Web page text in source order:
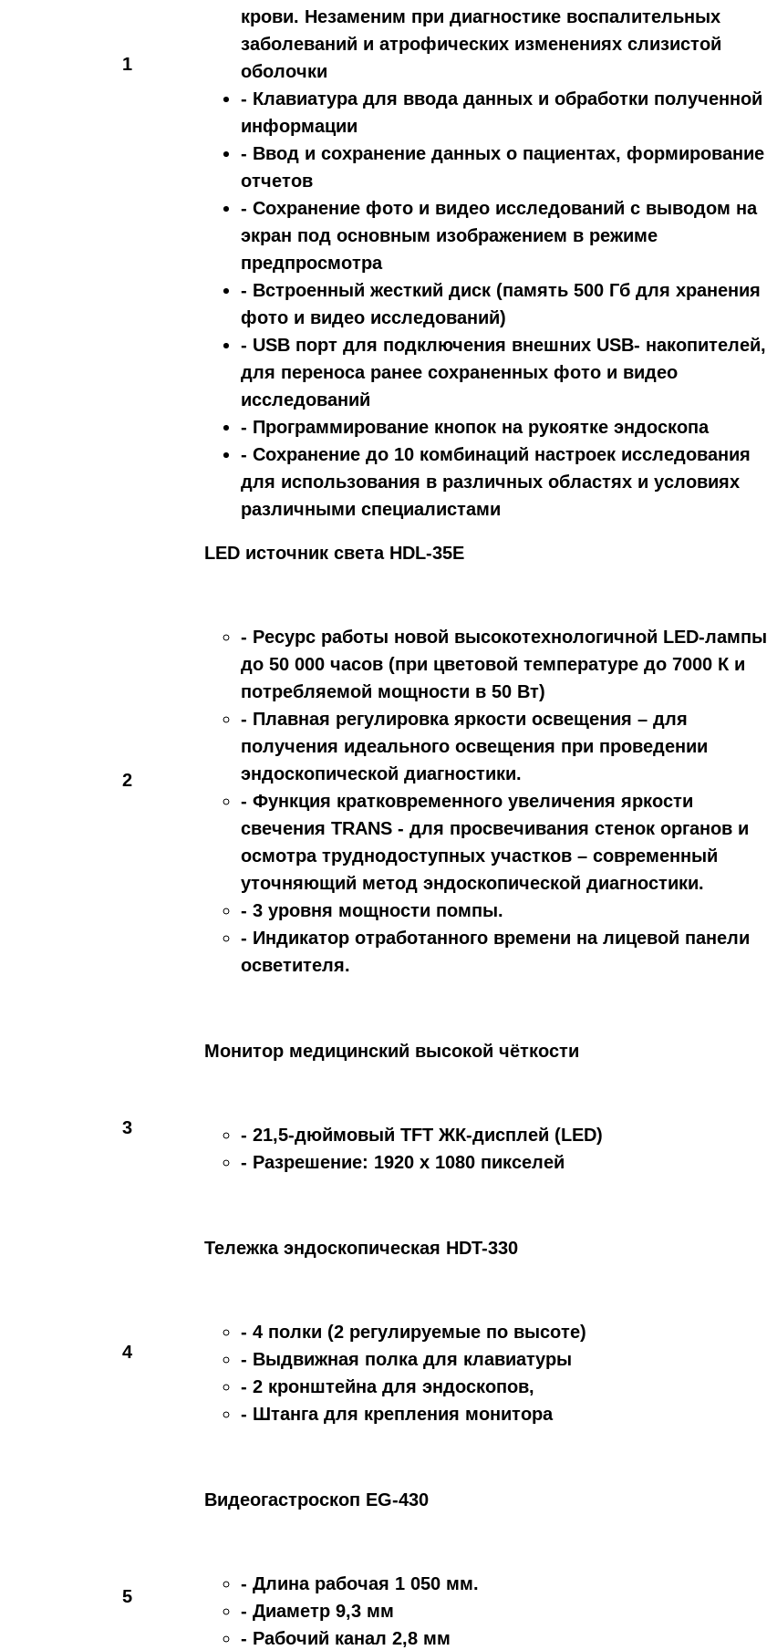
1
крови. Незаменим при диагностике воспалительных
заболеваний и атрофических изменениях слизистой
оболочки
- Клавиатура для ввода данных и обработки полученной
информации
- Ввод и сохранение данных о пациентах, формирование
отчетов
- Сохранение фото и видео исследований с выводом на
экран под основным изображением в режиме
предпросмотра
- Встроенный жесткий диск (память 500 Гб для хранения
фото и видео исследований)
- USB порт для подключения внешних USB- накопителей,
для переноса ранее сохраненных фото и видео
исследований
- Программирование кнопок на рукоятке эндоскопа
- Сохранение до 10 комбинаций настроек исследования
для использования в различных областях и условиях
различными специалистами
2
LED источник света HDL-35E
- Ресурс работы новой высокотехнологичной LED-лампы
до 50 000 часов (при цветовой температуре до 7000 К и
потребляемой мощности в 50 Вт)
- Плавная регулировка яркости освещения – для
получения идеального освещения при проведении
эндоскопической диагностики.
- Функция кратковременного увеличения яркости
свечения TRANS - для просвечивания стенок органов и
осмотра труднодоступных участков – современный
уточняющий метод эндоскопической диагностики.
- 3 уровня мощности помпы.
- Индикатор отработанного времени на лицевой панели
осветителя.
3
Монитор медицинский высокой чёткости
- 21,5-дюймовый TFT ЖК-дисплей (LED)
- Разрешение: 1920 x 1080 пикселей
4
Тележка эндоскопическая HDT-330
- 4 полки (2 регулируемые по высоте)
- Выдвижная полка для клавиатуры
- 2 кронштейна для эндоскопов,
- Штанга для крепления монитора
5
Видеогастроскоп EG-430
- Длина рабочая 1 050 мм.
- Диаметр 9,3 мм
- Рабочий канал 2,8 мм